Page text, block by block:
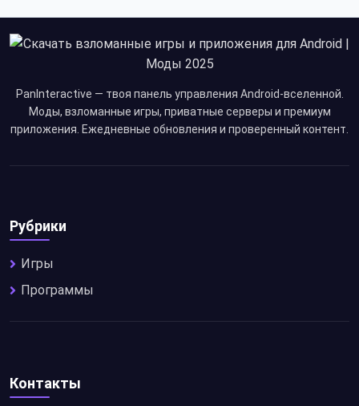
PanInteractive — твоя панель управления Android-вселенной.
Моды, взломанные игры, приватные серверы и премиум
приложения. Ежедневные обновления и проверенный контент.
Рубрики
Игры
Программы
Контакты